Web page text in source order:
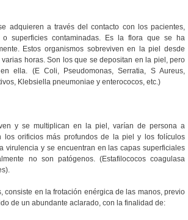
adquieren a través del contacto con los pacientes,
o superficies contaminadas. Es la flora que se ha
Estos organismos sobreviven en la piel desde
horas. Son los que se depositan en la piel, pero
ella. (E Coli, Pseudomonas, Serratia, S Aureus,
Klebsiella pneumoniae y enterococos, etc.)
y se multiplican en la piel, varían de persona a
los orificios más profundos de la piel y los folículos
virulencia y se encuentran en las capas superficiales
no son patógenos. (Estafilococos coagulasa
consiste en la frotación enérgica de las manos, previo
de un abundante aclarado, con la finalidad de: